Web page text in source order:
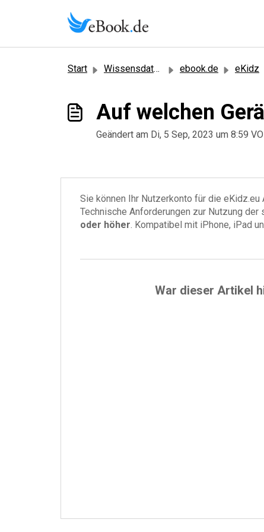
Start Wissensdatenbank ebook.de eKidz
Auf welchen
Geändert am Di, 5 Sep, 2023 um 8:59
Sie können Ihr Nutzerkonto für die eKidz.eu
Technische Anforderungen zur Nutzung
oder höher. Kompatibel mit iPhone, iPad
War dieser Artikel